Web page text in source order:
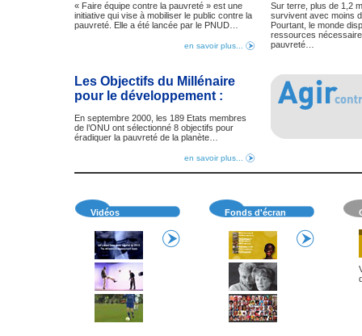
« Faire équipe contre la pauvreté » est une
initiative qui vise à mobiliser le public contre la
pauvreté. Elle a été lancée par le PNUD…
en savoir plus...
Sur terre, plus de 1,2
survivent avec moins
Pourtant, le monde
ressources
pauvreté…
Les Objectifs du Millénaire
pour le développement :
En septembre 2000, les 189 Etats membres
de l’ONU ont sélectionné 8 objectifs pour
éradiquer la pauvreté de la planète…
en savoir plus...
Vidéos Fonds d'écran